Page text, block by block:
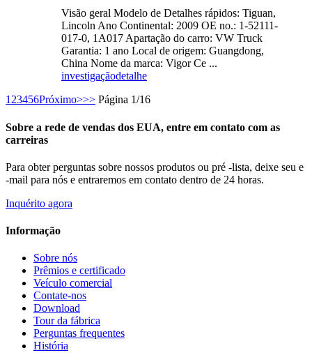
Visão geral Modelo de Detalhes rápidos: Tiguan,
Lincoln Ano Continental: 2009 OE no.: 1-52111-
017-0, 1A017 Apartação do carro: VW Truck
Garantia: 1 ano Local de origem: Guangdong,
China Nome da marca: Vigor Ce ...
investigaçãodetalhe
1 23456Próximo>>> Página 1/16
Sobre a rede de vendas dos EUA, entre em contato com as
carreiras
Para obter perguntas sobre nossos produtos ou pré -lista, deixe seu e
-mail para nós e entraremos em contato dentro de 24 horas.
Inquérito agora
Informação
Sobre nós
Prêmios e certificado
Veículo comercial
Contate-nos
Download
Tour da fábrica
Perguntas frequentes
História